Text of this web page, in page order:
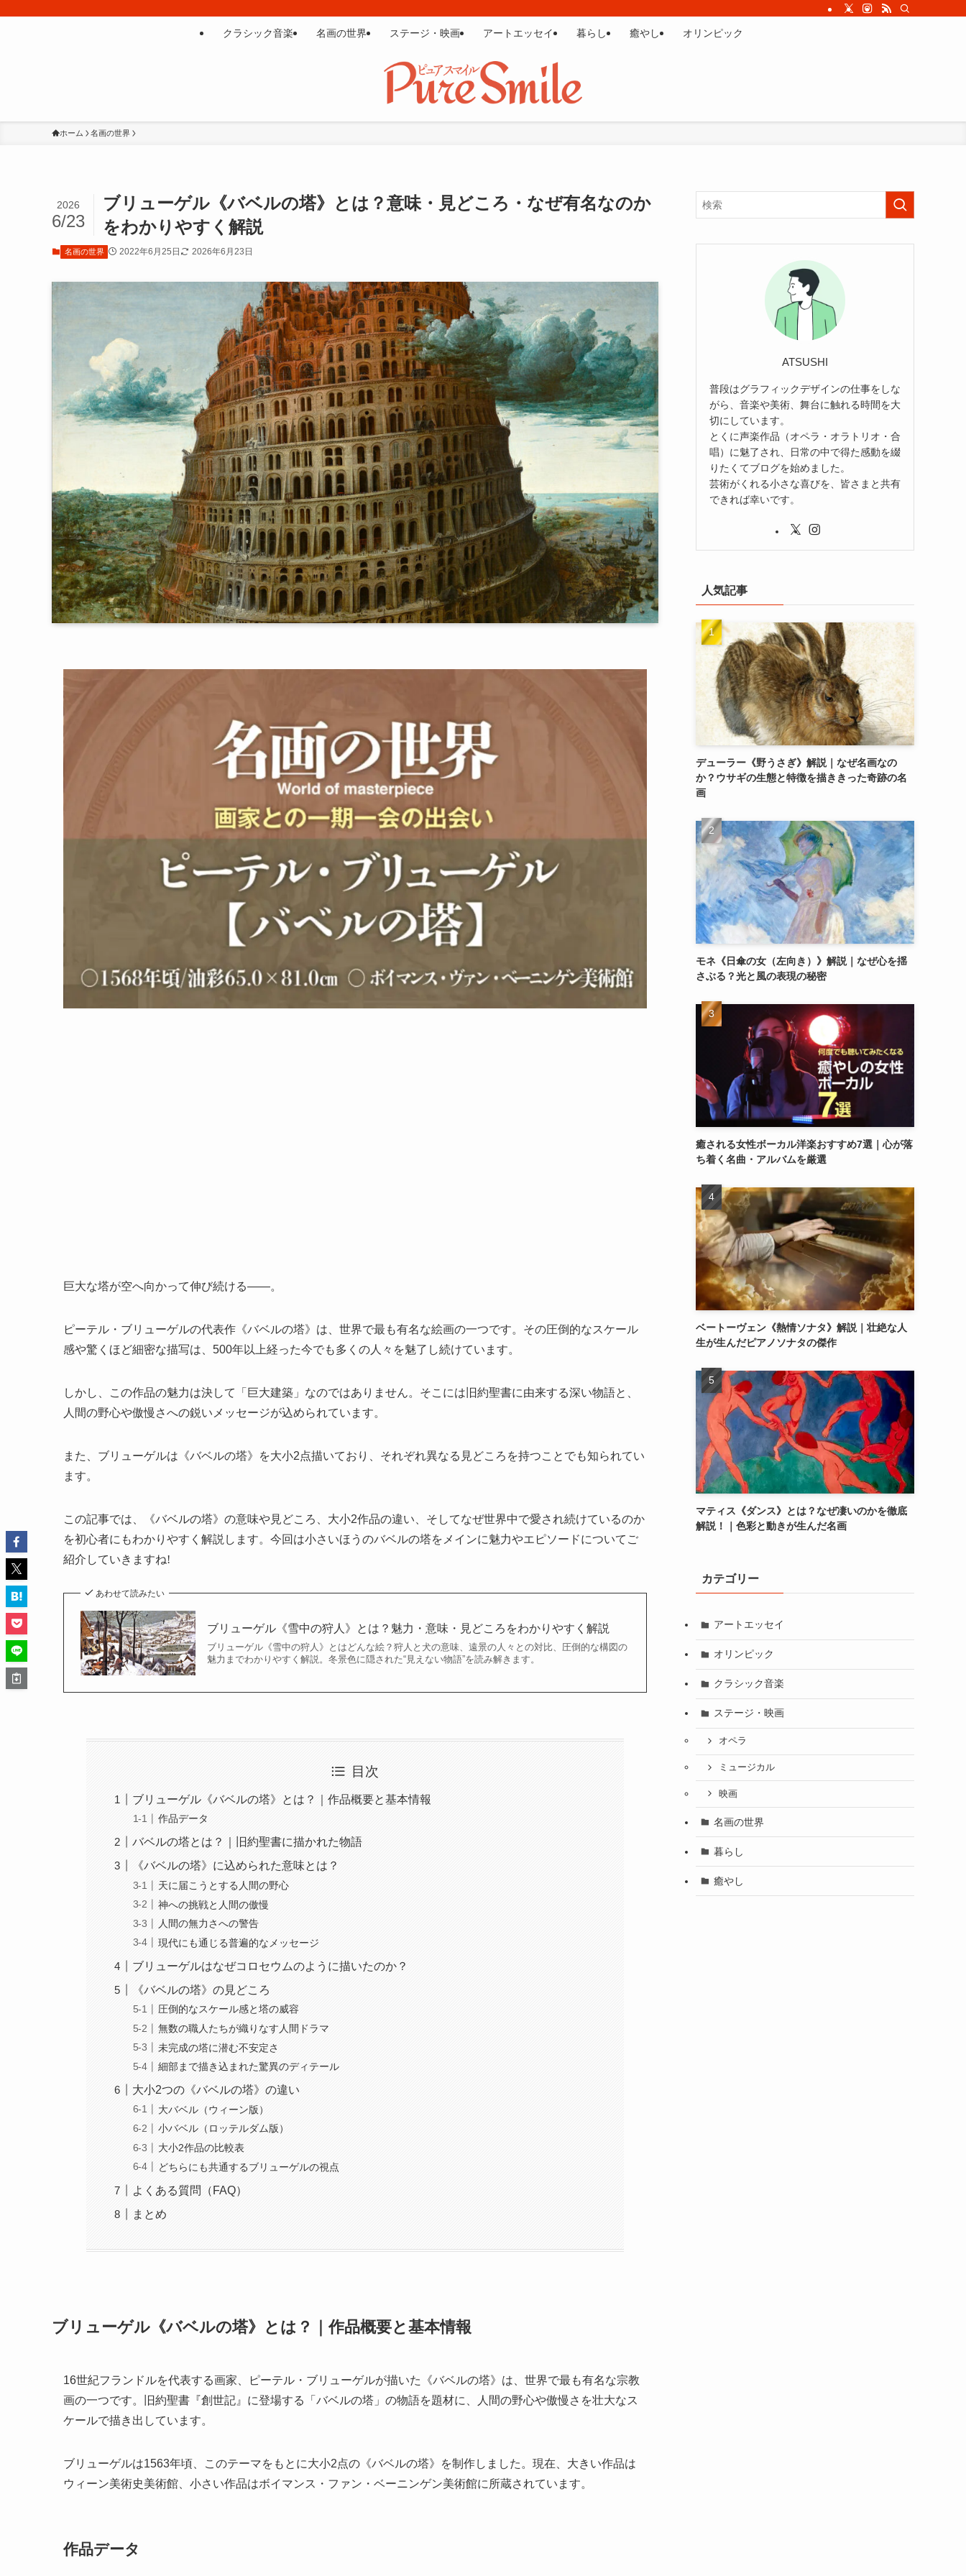
クラシック音楽 名画の世界 ステージ・映画 アートエッセイ 暮らし 癒やし オリンピック
ホーム 名画の世界
ブリューゲル《バベルの塔》とは？意味・見どころ・なぜ有名なのか
をわかりやすく解説
2026
6/23
名画の世界 2022年6月25日 2026年6月23日
巨大な塔が空へ向かって伸び続ける――。
ピーテル・ブリューゲルの代表作《バベルの塔》は、世界で最も有名な絵画の一つです。その圧倒的なスケール
感や驚くほど細密な描写は、500年以上経った今でも多くの人々を魅了し続けています。
しかし、この作品の魅力は決して「巨大建築」なのではありません。そこには旧約聖書に由来する深い物語と、
人間の野心や傲慢さへの鋭いメッセージが込められています。
また、ブリューゲルは《バベルの塔》を大小2点描いており、それぞれ異なる見どころを持つことでも知られてい
ます。
この記事では、《バベルの塔》の意味や見どころ、大小2作品の違い、そしてなぜ世界中で愛され続けているのか
を初心者にもわかりやすく解説します。 今回は小さいほうのバベルの塔をメインに魅力やエピソードについてご
紹介していきますね!
あわせて読みたい
ブリューゲル《雪中の狩人》とは？魅力・意味・見どころをわかりやすく解説
ブリューゲル《雪中の狩人》とはどんな絵？狩人と犬の意味、遠景の人々との対比、圧倒的な構図の
魅力までわかりやすく解説。冬景色に隠された“見えない物語”を読み解きます。
目次
ブリューゲル《バベルの塔》とは？｜作品概要と基本情報
作品データ
バベルの塔とは？｜旧約聖書に描かれた物語
《バベルの塔》に込められた意味とは？
天に届こうとする人間の野心
神への挑戦と人間の傲慢
人間の無力さへの警告
現代にも通じる普遍的なメッセージ
ブリューゲルはなぜコロセウムのように描いたのか？
《バベルの塔》の見どころ
圧倒的なスケール感と塔の威容
無数の職人たちが織りなす人間ドラマ
未完成の塔に潜む不安定さ
細部まで描き込まれた驚異のディテール
大小2つの《バベルの塔》の違い
大バベル（ウィーン版）
小バベル（ロッテルダム版）
大小2作品の比較表
どちらにも共通するブリューゲルの視点
よくある質問（FAQ）
まとめ
ブリューゲル《バベルの塔》とは？｜作品概要と基本情報
16世紀フランドルを代表する画家、ピーテル・ブリューゲルが描いた《バベルの塔》は、世界で最も有名な宗教
画の一つです。旧約聖書『創世記』に登場する「バベルの塔」の物語を題材に、人間の野心や傲慢さを壮大なス
ケールで描き出しています。
ブリューゲルは1563年頃、このテーマをもとに大小2点の《バベルの塔》を制作しました。現在、大きい作品は
ウィーン美術史美術館、小さい作品はボイマンス・ファン・ベーニンゲン美術館に所蔵されています。
作品データ
ATSUSHI
普段はグラフィックデザインの仕事をしな
がら、音楽や美術、舞台に触れる時間を大
切にしています。
とくに声楽作品（オペラ・オラトリオ・合
唱）に魅了され、日常の中で得た感動を綴
りたくてブログを始めました。
芸術がくれる小さな喜びを、皆さまと共有
できれば幸いです。
人気記事
デューラー《野うさぎ》解説｜なぜ名画なの
か？ウサギの生態と特徴を描ききった奇跡の名
画
モネ《日傘の女（左向き）》解説｜なぜ心を揺
さぶる？光と風の表現の秘密
癒される女性ボーカル洋楽おすすめ7選｜心が落
ち着く名曲・アルバムを厳選
ベートーヴェン《熱情ソナタ》解説｜壮絶な人
生が生んだピアノソナタの傑作
マティス《ダンス》とは？なぜ凄いのかを徹底
解説！｜色彩と動きが生んだ名画
カテゴリー
アートエッセイ
オリンピック
クラシック音楽
ステージ・映画
オペラ
ミュージカル
映画
名画の世界
暮らし
癒やし